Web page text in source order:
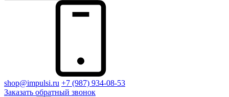
shop@impulsi.ru +7 (987) 934-08-53
Заказать обратный звонок